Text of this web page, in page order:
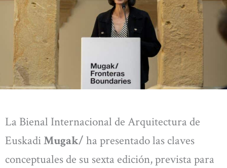
La Bienal Internacional de Arquitectura de
EuskadiMugak/ ha presentado las claves
conceptuales de su sexta edición, prevista para